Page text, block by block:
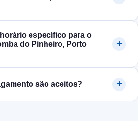
específico para o
do Pinheiro, Porto
são aceitos?